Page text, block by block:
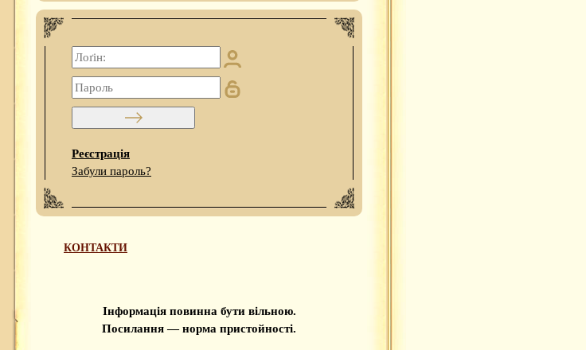
Реєстрація
Забули пароль?
КОНТАКТИ
Інформація повинна бути вільною.
Посилання — норма пристойності.